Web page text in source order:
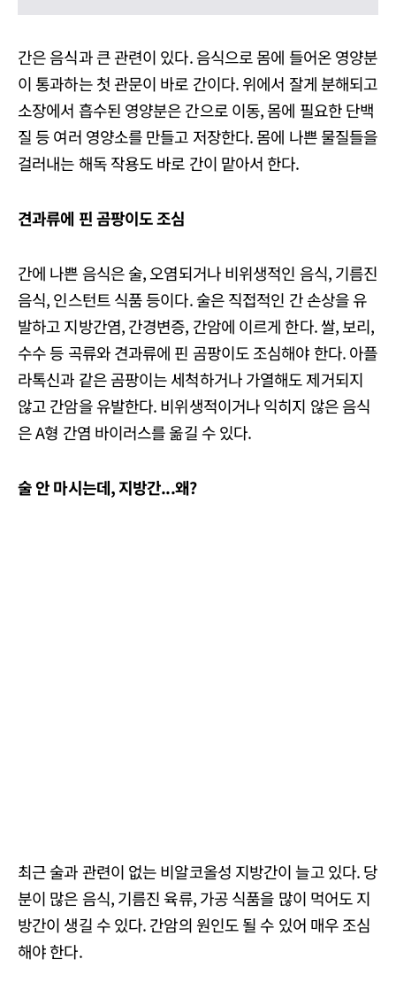
간은 음식과 큰 관련이 있다. 음식으로 몸에 들어온 영양분
이 통과하는 첫 관문이 바로 간이다. 위에서 잘게 분해되고
소장에서 흡수된 영양분은 간으로 이동, 몸에 필요한 단백
질 등 여러 영양소를 만들고 저장한다. 몸에 나쁜 물질들을
걸러내는 해독 작용도 바로 간이 맡아서 한다.
견과류에 핀 곰팡이도 조심
간에 나쁜 음식은 술, 오염되거나 비위생적인 음식, 기름진
음식, 인스턴트 식품 등이다. 술은 직접적인 간 손상을 유
발하고 지방간염, 간경변증, 간암에 이르게 한다. 쌀, 보리,
수수 등 곡류와 견과류에 핀 곰팡이도 조심해야 한다. 아플
라톡신과 같은 곰팡이는 세척하거나 가열해도 제거되지
않고 간암을 유발한다. 비위생적이거나 익히지 않은 음식
은 A형 간염 바이러스를 옮길 수 있다.
술 안 마시는데, 지방간...왜?
최근 술과 관련이 없는 비알코올성 지방간이 늘고 있다. 당
분이 많은 음식, 기름진 육류, 가공 식품을 많이 먹어도 지
방간이 생길 수 있다. 간암의 원인도 될 수 있어 매우 조심
해야 한다.